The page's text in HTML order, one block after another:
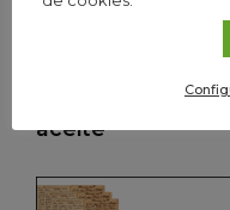
Humanidades y
Hallado en
en los restos de
aceite